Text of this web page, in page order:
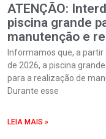
ATENÇÃO:
piscina grande
manutenção e
Informamos que, a partir
de 2026, a piscina
para a realização de
Durante esse
LEIA MAIS »